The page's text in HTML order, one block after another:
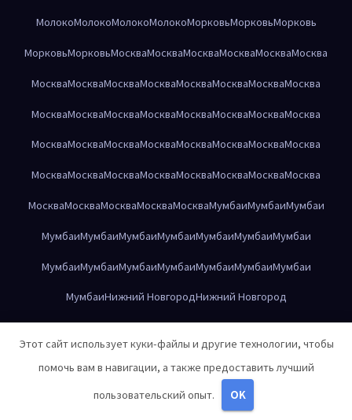
МолокоМолокоМолокоМолокоМорковьМорковьМорковь
МорковьМорковьМоскваМоскваМоскваМоскваМоскваМосква
МоскваМоскваМоскваМоскваМоскваМоскваМоскваМосква
МоскваМоскваМоскваМоскваМоскваМоскваМоскваМосква
МоскваМоскваМоскваМоскваМоскваМоскваМоскваМосква
МоскваМоскваМоскваМоскваМоскваМоскваМоскваМосква
МоскваМоскваМоскваМоскваМоскваМумбаиМумбаиМумбаи
МумбаиМумбаиМумбаиМумбаиМумбаиМумбаиМумбаи
МумбаиМумбаиМумбаиМумбаиМумбаиМумбаиМумбаи
МумбаиНижний НовгородНижний Новгород
Нижний НовгородНижний НовгородНижний Новгород
Нижний Новгород Нижний Новгород
Этот сайт использует куки-файлы и другие технологии, чтобы
помочь вам в навигации, а также предоставить лучший
пользовательский опыт.
OK